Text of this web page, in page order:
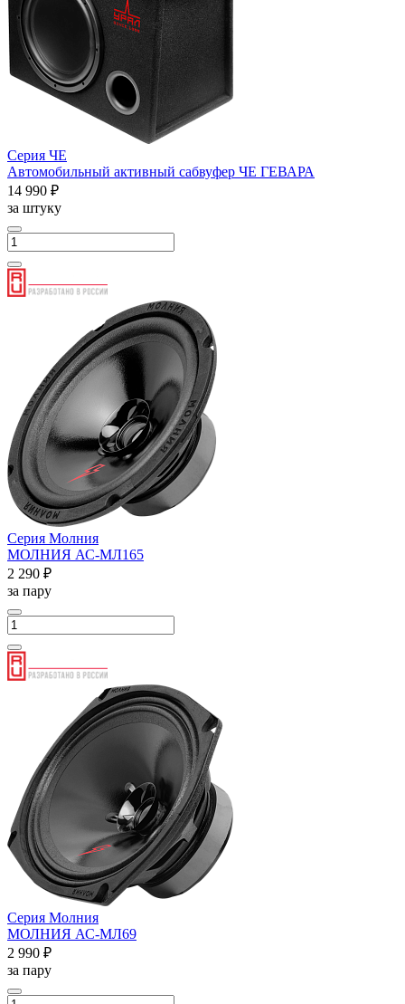
Серия ЧЕ
Автомобильный активный сабвуфер ЧЕ ГЕВАРА
14 990 ₽
за штуку
Серия Молния
МОЛНИЯ АС-МЛ165
2 290 ₽
за пару
Серия Молния
МОЛНИЯ АС-МЛ69
2 990 ₽
за пару